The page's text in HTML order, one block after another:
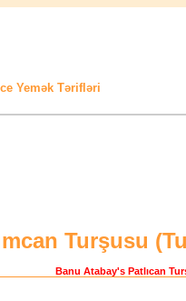
Yemək Tərifləri
Turşusu (
Banu Atabay's Patlıcan